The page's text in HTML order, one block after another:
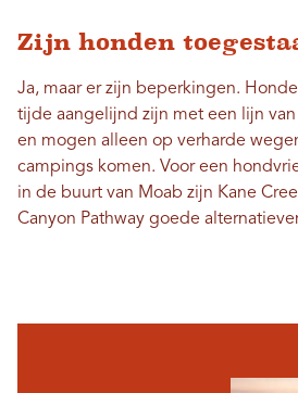
Zijn honden
Ja, maar er zijn beperkingen.
tijde aangelijnd zijn met een lijn
en mogen alleen op verharde
campings komen. Voor een
in de buurt van Moab zijn Kane
Canyon Pathway goede